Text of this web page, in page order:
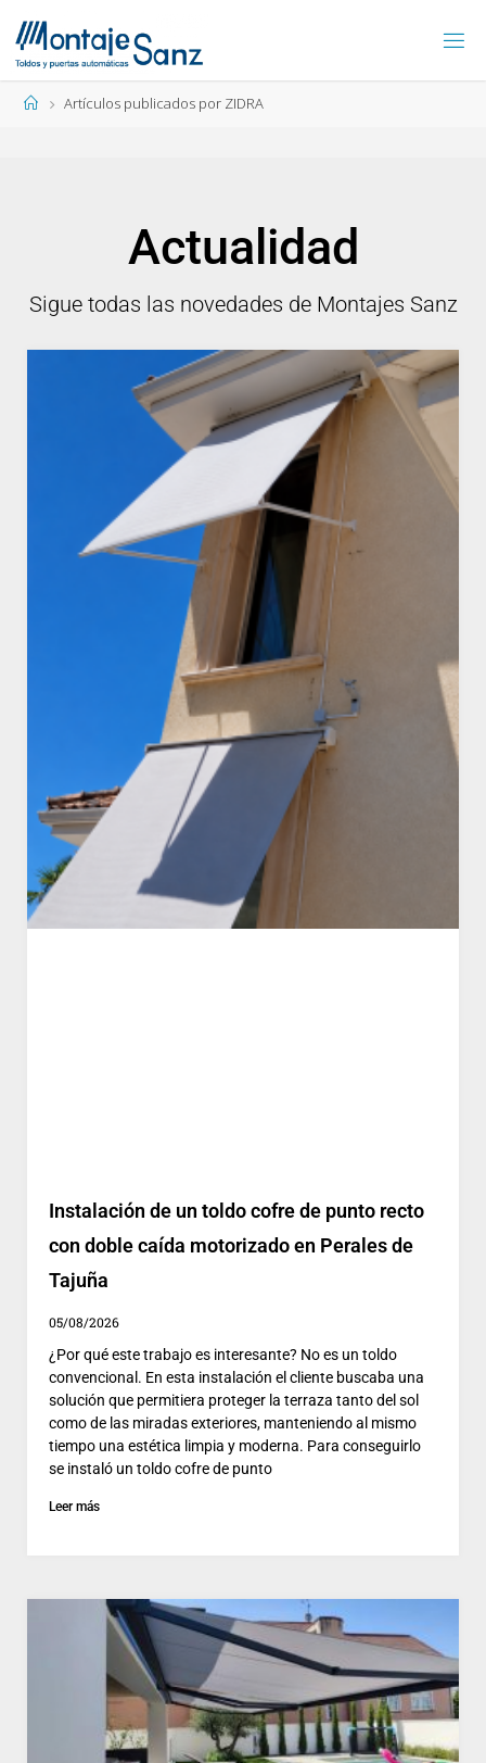
Artículos publicados por ZIDRA
Actualidad
Sigue todas las novedades de Montajes Sanz
Instalación de un toldo cofre de punto recto
con doble caída motorizado en Perales de
Tajuña
05/08/2026
¿Por qué este trabajo es interesante? No es un toldo
convencional. En esta instalación el cliente buscaba una
solución que permitiera proteger la terraza tanto del sol
como de las miradas exteriores, manteniendo al mismo
tiempo una estética limpia y moderna. Para conseguirlo
se instaló un toldo cofre de punto
Leer más